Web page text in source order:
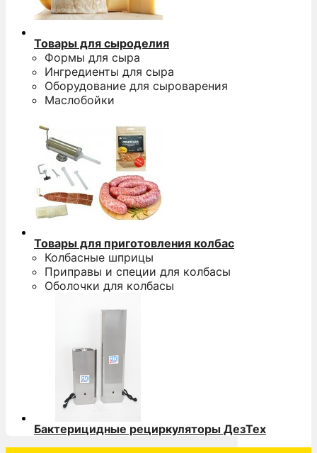
Товары для сыроделия
Формы для сыра
Ингредиенты для сыра
Оборудование для сыроварения
Маслобойки
Товары для приготовления колбас
Колбасные шприцы
Приправы и специи для колбасы
Оболочки для колбасы
Бактерицидные рециркуляторы ДезТех